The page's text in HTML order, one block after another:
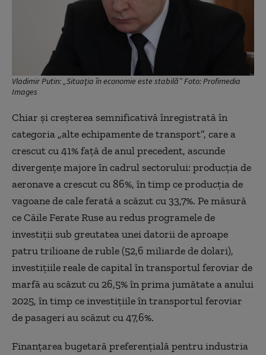
Vladimir Putin: „Situaţia în economie este stabilă” Foto: Profimedia
Images
Chiar și creșterea semnificativă înregistrată în
categoria „alte echipamente de transport”, care a
crescut cu 41% față de anul precedent, ascunde
divergențe majore în cadrul sectorului: producția de
aeronave a crescut cu 86%, în timp ce producția de
vagoane de cale ferată a scăzut cu 33,7%. Pe măsură
ce Căile Ferate Ruse au redus programele de
investiții sub greutatea unei datorii de aproape
patru trilioane de ruble (52,6 miliarde de dolari),
investițiile reale de capital în transportul feroviar de
marfă au scăzut cu 26,5% în prima jumătate a anului
2025, în timp ce investițiile în transportul feroviar
de pasageri au scăzut cu 47,6%.
Finanțarea bugetară preferențială pentru industria